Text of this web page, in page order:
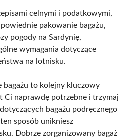
celnymi i podatkowymi,
pakowanie bagażu,
pogody na Sardynię,
wymagania dotyczące
na lotnisku.
to kolejny kluczowy
Ci naprawdę potrzebne i trzymaj
bagażu podręcznego
sposób unikniesz
Dobrze zorganizowany bagaż